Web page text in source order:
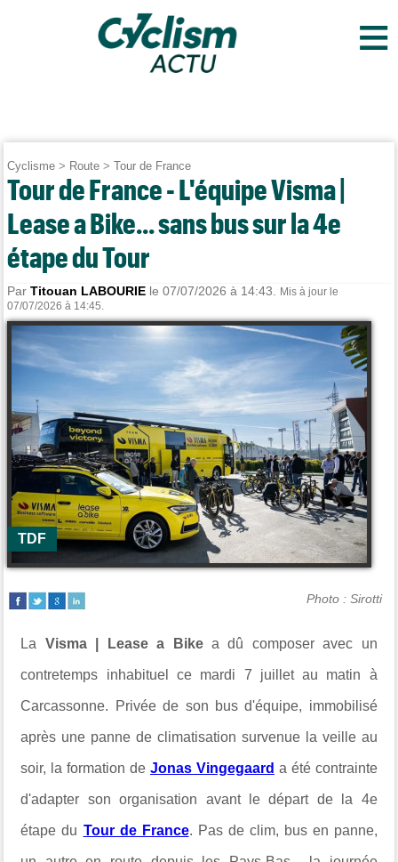
≡
Cyclisme > Route >Tour de France
Tour de France - L'équipe Visma |
Lease a Bike... sans bus sur la 4e
étape du Tour
ParTitouan LABOURIE le 07/07/2026 à 14:43.
Mis à jour le
07/07/2026 à 14:45.
TDF
Photo : Sirotti
La Visma | Lease a Bikea dû composer avec un
contretemps inhabituel ce mardi 7 juillet au matin à
Carcassonne. Privée de son bus d'équipe, immobilisé
après une panne de climatisation survenue la veille au
soir, la formation de Jonas Vingegaard a été contrainte
d'adapter son organisation avant le départ de la 4e
étape du Tour de France. Pas de clim, bus en panne,